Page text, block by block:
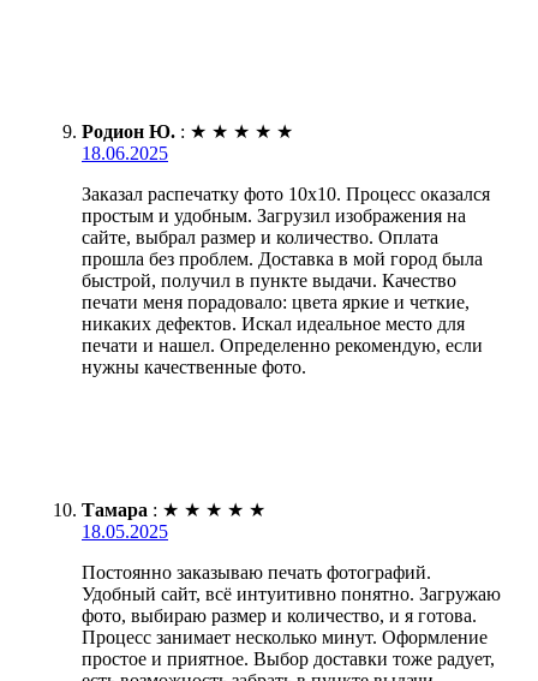
Родион Ю. : ★ ★ ★ ★ ★
18.06.2025
Заказал распечатку фото 10х10. Процесс оказался
простым и удобным. Загрузил изображения на
сайте, выбрал размер и количество. Оплата
прошла без проблем. Доставка в мой город была
быстрой, получил в пункте выдачи. Качество
печати меня порадовало: цвета яркие и четкие,
никаких дефектов. Искал идеальное место для
печати и нашел. Определенно рекомендую, если
нужны качественные фото.
Тамара : ★ ★ ★ ★ ★
18.05.2025
Постоянно заказываю печать фотографий.
Удобный сайт, всё интуитивно понятно. Загружаю
фото, выбираю размер и количество, и я готова.
Процесс занимает несколько минут. Оформление
простое и приятное. Выбор доставки тоже радует,